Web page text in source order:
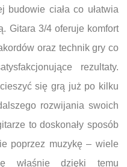
budowie ciała co ułatwia
Gitara 3/4 oferuje komfort
oraz technik gry co
rezultaty.
się grą już po kilku
rozwijania swoich
to doskonały sposób
poprzez muzykę – wiele
właśnie dzięki temu